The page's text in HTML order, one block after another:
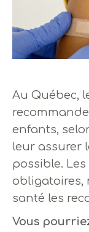
Au Québec,
enfants,
leur assurer
possible.
obligatoires,
santé les
Vous